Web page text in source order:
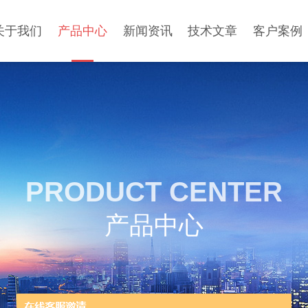
于我们 产品中心 新闻资讯 技术文章 客户案例
PRODUCT CENTER
产品中心